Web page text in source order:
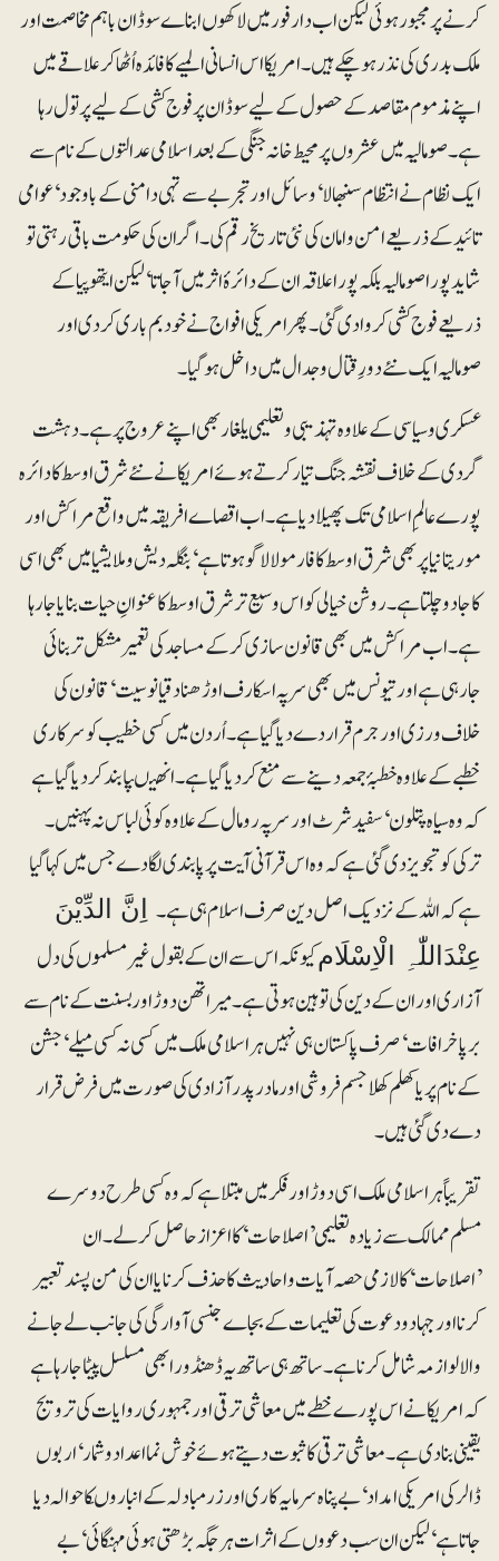
کرنے پر مجبور ہوئی لیکن اب دارفور میں لاکھوں ابناے سوڈان باہم مخاصمت اور
ملک بدری کی نذر ہوچکے ہیں۔ امریکا اس انسانی المیے کا فائدہ اُٹھا کر علاقے میں
اپنے مذموم مقاصد کے حصول کے لیے سوڈان پر فوج کشی کے لیے پر تول رہا
ہے۔ صومالیہ میں عشروں پر محیط خانہ جنگی کے بعد اسلامی عدالتوں کے نام سے
ایک نظام نے انتظام سنبھالا‘ وسائل اور تجربے سے تہی دامنی کے باوجود‘ عوامی
تائید کے ذریعے امن و امان کی نئی تاریخ رقم کی۔ اگر ان کی حکومت باقی رہتی تو
شاید پورا صومالیہ بلکہ پورا علاقہ ان کے دائرۂ اثر میں آجاتا‘ لیکن ایتھوپیا کے
ذریعے فوج کشی کروا دی گئی۔ پھر امریکی افواج نے خود بم باری کردی اور
صومالیہ ایک نئے دورِقتال و جدال میں داخل ہوگیا۔
عسکری و سیاسی کے علاوہ تہذیبی و تعلیمی یلغار بھی اپنے عروج پر ہے۔ دہشت
گردی کے خلاف نقشہ جنگ تیار کرتے ہوئے امریکا نے نئے شرق اوسط کا دائرہ
پورے عالمِ اسلامی تک پھیلا دیا ہے۔ اب اقصاے افریقہ میں واقع مراکش اور
موریتانیا پر بھی شرق اوسط کا فارمولا لاگو ہوتا ہے‘ بنگلہ دیش و ملایشیا میں بھی اسی
کا جادو چلتا ہے۔ روشن خیالی کو اس وسیع تر شرق اوسط کا عنوانِ حیات بنایا جارہا
ہے۔ اب مراکش میں بھی قانون سازی کرکے مساجد کی تعمیر مشکل تر بنائی
جارہی ہے اور تیونس میں بھی سر پہ اسکارف اوڑھنا دقیانوسیت‘ قانون کی
خلاف ورزی اور جرم قرار دے دیا گیا ہے۔ اُردن میں کسی خطیب کو سرکاری
خطبے کے علاوہ خطبۂ جمعہ دینے سے منع کردیا گیا ہے۔ انھیںپابند کردیا گیا ہے
کہ وہ سیاہ پتلون‘ سفیدشرٹ اور سرپہ رومال کے علاوہ کوئی لباس نہ پہنیں۔
ترکی کو تجویز دی گئی ہے کہ وہ اس قرآنی آیت پر پابندی لگادے جس میں کہا گیا
ہے کہ اللہ کے نزدیک اصل دین صرف اسلام ہی ہے۔اِنَّ الدِّیْنَ
عِنْدَاللّٰہِ الْاِسْلَامکیونکہ اس سے ان کے بقول غیرمسلموں کی دل
آزاری اور ان کے دین کی توہین ہوتی ہے۔ میراتھن دوڑ اور بسنت کے نام سے
برپا خرافات‘ صرف پاکستان ہی نہیں ہراسلامی ملک میں کسی نہ کسی میلے‘ جشن
کے نام پر یا کھلم کھلا جسم فروشی اور مادرپدر آزادی کی صورت میں فرض قرار
دے دی گئی ہیں۔
تقریباً ہر اسلامی ملک اسی دوڑ اور فکر میں مبتلا ہے کہ وہ کسی طرح دوسرے
مسلم ممالک سے زیادہ تعلیمی ’اصلاحات‘ کا اعزاز حاصل کرلے۔ ان
’اصلاحات‘ کا لازمی حصہ آیات و احادیث کا حذف کرنا یا ان کی من پسند تعبیر
کرنا اور جہاد و دعوت کی تعلیمات کے بجاے جنسی آوارگی کی جانب لے جانے
والا لوازمہ شامل کرنا ہے۔ ساتھ ہی ساتھ یہ ڈھنڈورا بھی مسلسل پیٹا جا رہا ہے
کہ امریکا نے اس پورے خطے میں معاشی ترقی اور جمہوری روایات کی ترویج
یقینی بنا دی ہے۔ معاشی ترقی کا ثبوت دیتے ہوئے خوش نما اعداد و شمار‘ اربوں
ڈالر کی امریکی امداد‘ بے پناہ سرمایہ کاری اور زرمبادلہ کے انباروںکا حوالہ دیا
جاتا ہے‘ لیکن ان سب دعووں کے اثرات ہرجگہ بڑھتی ہوئی مہنگائی‘ بے